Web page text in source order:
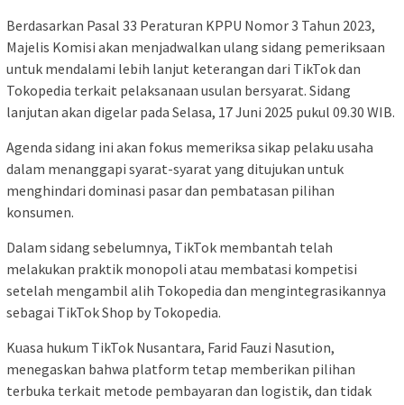
Berdasarkan Pasal 33 Peraturan KPPU Nomor 3 Tahun 2023,
Majelis Komisi akan menjadwalkan ulang sidang pemeriksaan
untuk mendalami lebih lanjut keterangan dari TikTok dan
Tokopedia terkait pelaksanaan usulan bersyarat. Sidang
lanjutan akan digelar pada Selasa, 17 Juni 2025 pukul 09.30 WIB.
Agenda sidang ini akan fokus memeriksa sikap pelaku usaha
dalam menanggapi syarat-syarat yang ditujukan untuk
menghindari dominasi pasar dan pembatasan pilihan
konsumen.
Dalam sidang sebelumnya, TikTok membantah telah
melakukan praktik monopoli atau membatasi kompetisi
setelah mengambil alih Tokopedia dan mengintegrasikannya
sebagai TikTok Shop by Tokopedia.
Kuasa hukum TikTok Nusantara, Farid Fauzi Nasution,
menegaskan bahwa platform tetap memberikan pilihan
terbuka terkait metode pembayaran dan logistik, dan tidak